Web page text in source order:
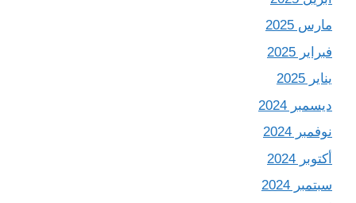
مارس 2025
فبراير 2025
يناير 2025
ديسمبر 2024
نوفمبر 2024
أكتوبر 2024
سبتمبر 2024